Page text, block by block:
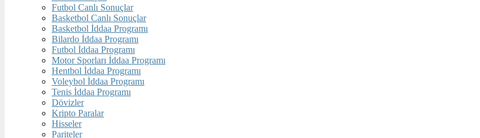
Futbol Canlı Sonuçlar
Basketbol Canlı Sonuçlar
Basketbol İddaa Programı
Bilardo İddaa Programı
Futbol İddaa Programı
Motor Sporları İddaa Programı
Hentbol İddaa Programı
Voleybol İddaa Programı
Tenis İddaa Programı
Dövizler
Kripto Paralar
Hisseler
Pariteler